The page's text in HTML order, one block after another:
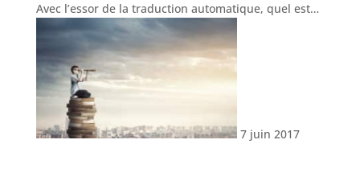
Avec l’essor de la traduction automatique, quel est…
7 juin 2017